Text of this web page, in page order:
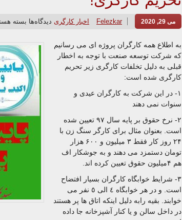
می 29, 2020 Felezkar اخبار کارگری دیدگاه‌ها بسته
به اطلاع همه کارگران پروژه ای می رسانیم
که شرکت توسعه صنعت با توجه به اخطار
قبلی به دلیل تخلفات کارگری زیر تحریم
کارگری شده است:
١- در این شرکت به کارگران عیدی و
سنوات نمی دهند
٢- نرخ حقوق بر پایه سال ۹۷ تعیین شده
است. بعنوان مثال برای کارگر سنگ زن با
۲۴ روز کار فقط ٣ میلیون و ۶۰۰ هزار
تومان دستمزد می دهند و به جوشکار اف
هم ۴میلیون حقوق تعیین کرده اند.
٣- شرایط خوابگاه کارگران بسیار افتضاح
است. و در هر خوابگاه ٤ الی ٥ نفر می
خوابند. بقیه رابه دلیل اینکه اتاق ها پر هستند
در داخل سالن و یا کنار آشپزخانه جا داده